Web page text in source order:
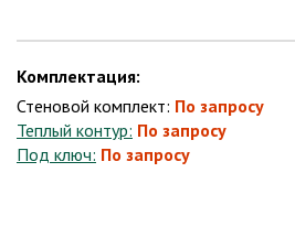
Комплектация:
Стеновой комплект: По запросу
Теплый контур: По запросу
Под ключ: По запросу